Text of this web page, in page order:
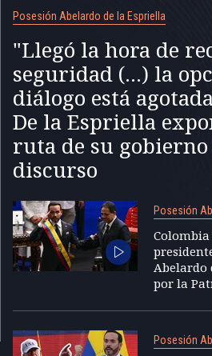
Posesión Abelardo de la Espriella
"Llegó la hora de
seguridad (...) la
diálogo está
De la Espriella
ruta de su
discurso
Posesión
Abelardo
por la
Posesión